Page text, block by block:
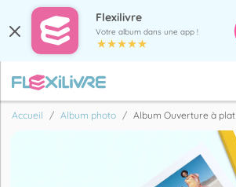
Flexilivre
Votre album dans une app !
Accueil Album photo Album Ouverture à plat